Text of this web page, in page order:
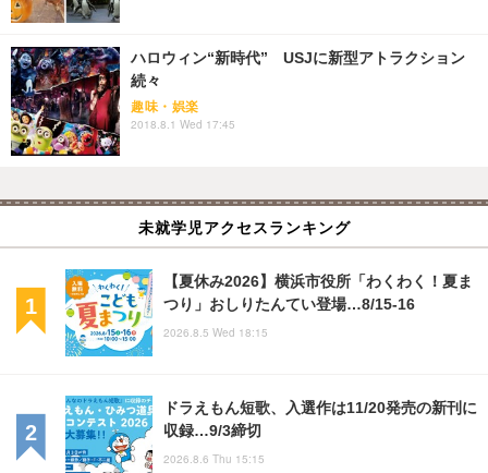
ハロウィン“新時代” USJに新型アトラクション
続々
趣味・娯楽
2018.8.1 Wed 17:45
未就学児アクセスランキング
【夏休み2026】横浜市役所「わくわく！夏ま
つり」おしりたんてい登場…8/15-16
2026.8.5 Wed 18:15
ドラえもん短歌、入選作は11/20発売の新刊に
収録…9/3締切
2026.8.6 Thu 15:15